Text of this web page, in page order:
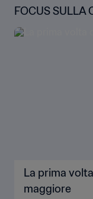
FOCUS SULLA
O FIFA U-20
La prima
maggiore